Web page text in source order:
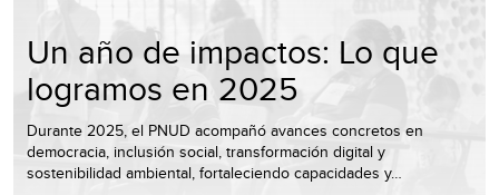
Un año de impactos: Lo que
logramos en 2025
Durante 2025, el PNUD acompañó avances concretos en
democracia, inclusión social, transformación digital y
sostenibilidad ambiental, fortaleciendo capacidades y…